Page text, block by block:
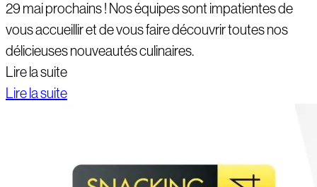
29 mai prochains ! Nos équipes sont impatientes de
vous accueillir et de vous faire découvrir toutes nos
délicieuses nouveautés culinaires.
Lire la suite
Lire la suite